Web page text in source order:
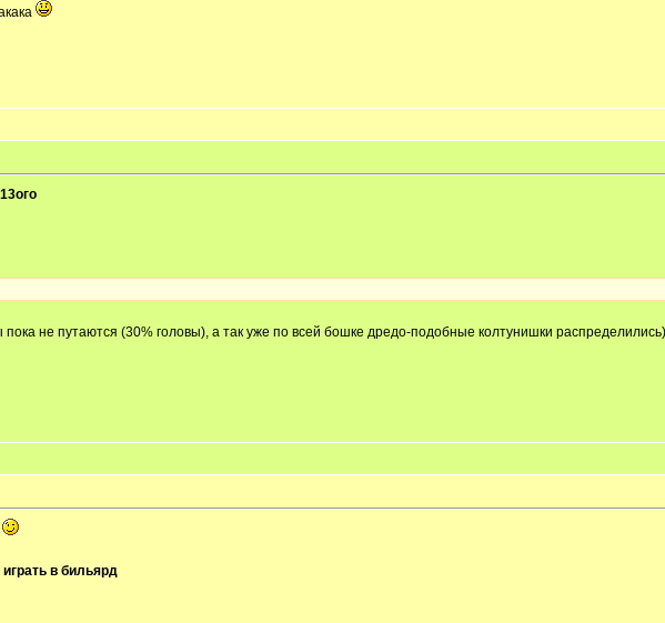
не путаются (30% головы), а так уже по всей бошке дредо-подобные колтунишки распределились)
в бильярд